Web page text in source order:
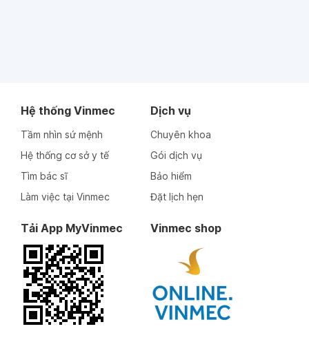
Hệ thống Vinmec
Tầm nhìn sứ mệnh
Hệ thống cơ sở y tế
Tìm bác sĩ
Làm việc tại Vinmec
Dịch vụ
Chuyên khoa
Gói dịch vụ
Bảo hiểm
Đặt lịch hẹn
Tải App MyVinmec Vinmec shop